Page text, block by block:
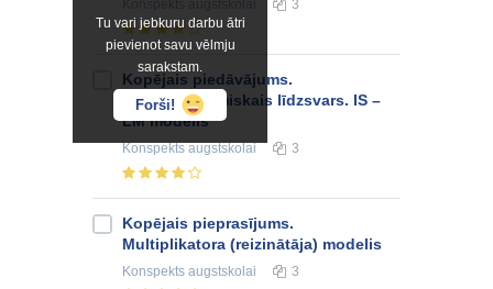
Tu vari jebkuru darbu ātri
pievienot savu vēlmju
sarakstam.
Forši!
3
Kopējais piedāvājums.
Makroekonomiskais līdzsvars. IS –
LM modelis
Konspektsaugstskolai 3
Kopējais pieprasījums.
Multiplikatora (reizinātāja) modelis
Konspekts augstskolai 3